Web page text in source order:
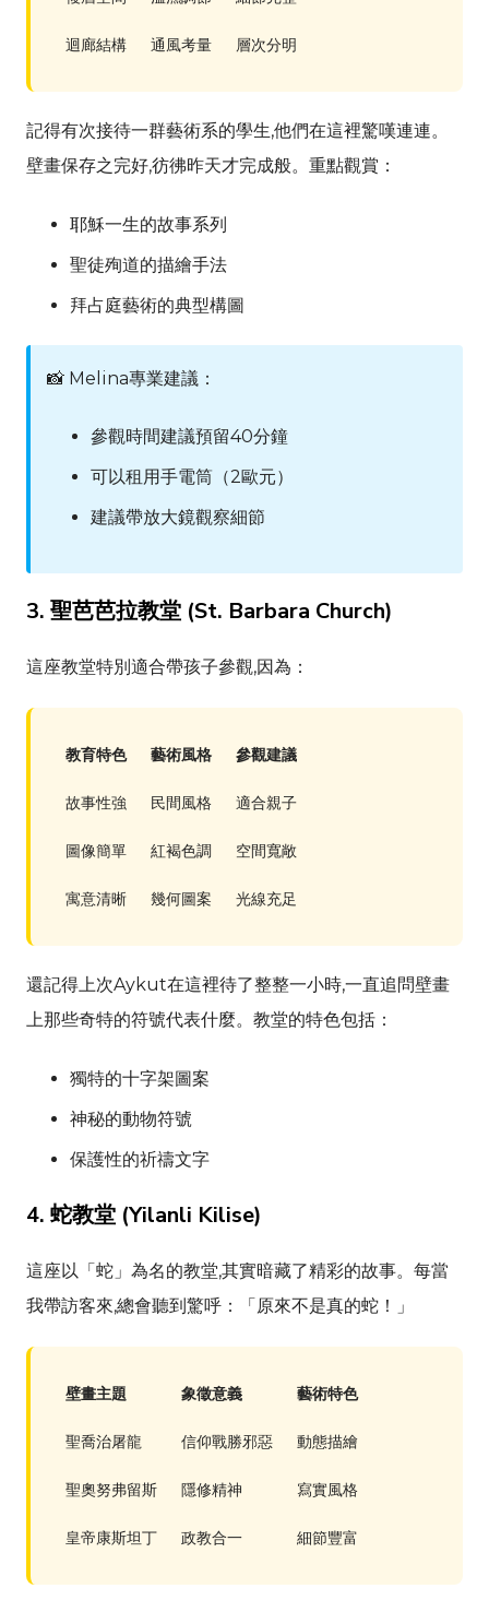
迴廊結構 通風考量 層次分明
記得有次接待一群藝術系的學生,他們在這裡驚嘆連連。
壁畫保存之完好,彷彿昨天才完成般。重點觀賞：
耶穌一生的故事系列
聖徒殉道的描繪手法
拜占庭藝術的典型構圖
📸 Melina專業建議：
參觀時間建議預留40分鐘
可以租用手電筒（2歐元）
建議帶放大鏡觀察細節
3. 聖芭芭拉教堂 (St. Barbara Church)
這座教堂特別適合帶孩子參觀,因為：
教育特色 藝術風格 參觀建議
故事性強 民間風格 適合親子
圖像簡單 紅褐色調 空間寬敞
寓意清晰 幾何圖案 光線充足
還記得上次Aykut在這裡待了整整一小時,一直追問壁畫
上那些奇特的符號代表什麼。教堂的特色包括：
獨特的十字架圖案
神秘的動物符號
保護性的祈禱文字
4. 蛇教堂 (Yilanli Kilise)
這座以「蛇」為名的教堂,其實暗藏了精彩的故事。每當
我帶訪客來,總會聽到驚呼：「原來不是真的蛇！」
壁畫主題 象徵意義 藝術特色
聖喬治屠龍 信仰戰勝邪惡 動態描繪
聖奧努弗留斯 隱修精神 寫實風格
皇帝康斯坦丁 政教合一 細節豐富